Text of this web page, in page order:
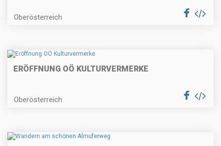
Oberösterreich
ERÖFFNUNG OÖ KULTURVERMERKE
Oberösterreich